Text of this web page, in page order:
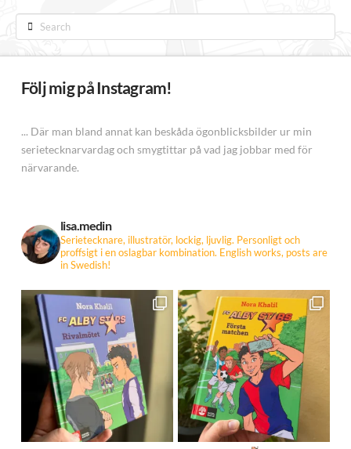
Search
Följ mig på Instagram!
... Där man bland annat kan beskåda ögonblicksbilder ur min
serietecknarvardag och smygtittar på vad jag jobbar med för
närvarande.
lisa.medin
Serietecknare, illustratör, lockig, ljuvlig. Personligt och
proffsigt i en oslagbar kombination. English works, posts are
in Swedish!